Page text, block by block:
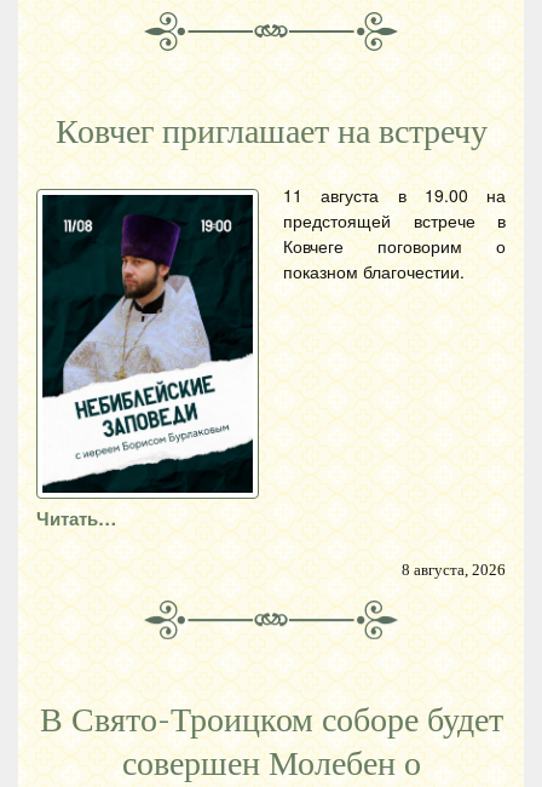
Ковчег приглашает на встречу
11 августа в 19.00 на
предстоящей встрече в
Ковчеге поговорим о
показном благочестии.
Читать…
8 августа, 2026
В Свято-Троицком соборе будет
совершен Молебен о